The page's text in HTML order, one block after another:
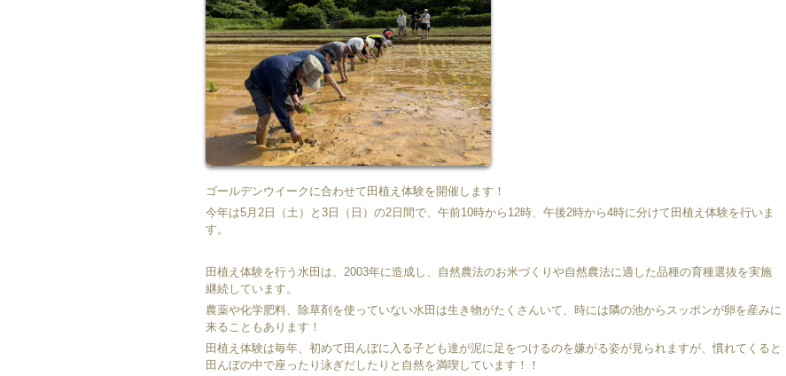
ゴールデンウイークに合わせて田植え体験を開催します！
今年は5月2日（土）と3日（日）の2日間で、午前10時から12時、午後2時から4時に分けて田植え体験を行いま
す。
田植え体験を行う水田は、2003年に造成し、自然農法のお米づくりや自然農法に適した品種の育種選抜を実施
継続しています。
農薬や化学肥料、除草剤を使っていない水田は生き物がたくさんいて、時には隣の池からスッポンが卵を産みに
来ることもあります！
田植え体験は毎年、初めて田んぼに入る子ども達が泥に足をつけるのを嫌がる姿が見られますが、慣れてくると
田んぼの中で座ったり泳ぎだしたりと自然を満喫しています！！